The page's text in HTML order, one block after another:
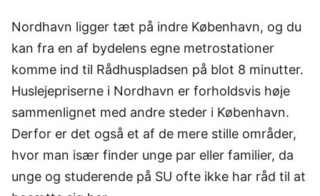
Nordhavn ligger tæt på indre København, og du
kan fra en af bydelens egne metrostationer
komme ind til Rådhuspladsen på blot 8 minutter.
Huslejepriserne i Nordhavn er forholdsvis høje
sammenlignet med andre steder i København.
Derfor er det også et af de mere stille områder,
hvor man især finder unge par eller familier, da
unge og studerende på SU ofte ikke har råd til at